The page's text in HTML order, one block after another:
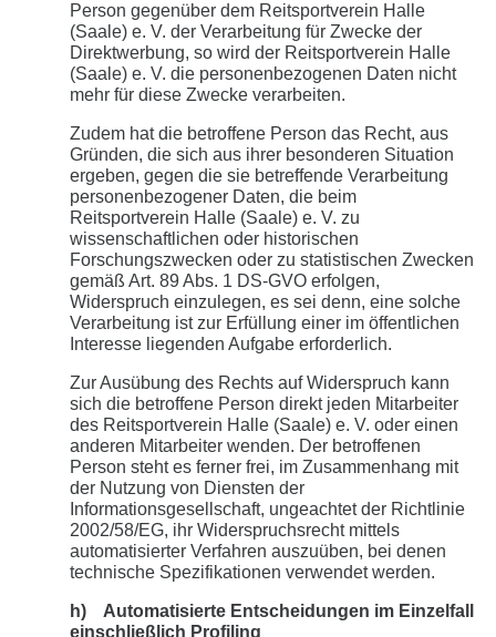
Person gegenüber dem Reitsportverein Halle
(Saale) e. V. der Verarbeitung für Zwecke der
Direktwerbung, so wird der Reitsportverein Halle
(Saale) e. V. die personenbezogenen Daten nicht
mehr für diese Zwecke verarbeiten.
Zudem hat die betroffene Person das Recht, aus
Gründen, die sich aus ihrer besonderen Situation
ergeben, gegen die sie betreffende Verarbeitung
personenbezogener Daten, die beim
Reitsportverein Halle (Saale) e. V. zu
wissenschaftlichen oder historischen
Forschungszwecken oder zu statistischen Zwecken
gemäß Art. 89 Abs. 1 DS-GVO erfolgen,
Widerspruch einzulegen, es sei denn, eine solche
Verarbeitung ist zur Erfüllung einer im öffentlichen
Interesse liegenden Aufgabe erforderlich.
Zur Ausübung des Rechts auf Widerspruch kann
sich die betroffene Person direkt jeden Mitarbeiter
des Reitsportverein Halle (Saale) e. V. oder einen
anderen Mitarbeiter wenden. Der betroffenen
Person steht es ferner frei, im Zusammenhang mit
der Nutzung von Diensten der
Informationsgesellschaft, ungeachtet der Richtlinie
2002/58/EG, ihr Widerspruchsrecht mittels
automatisierter Verfahren auszuüben, bei denen
technische Spezifikationen verwendet werden.
h) Automatisierte Entscheidungen im Einzelfall
einschließlich Profiling